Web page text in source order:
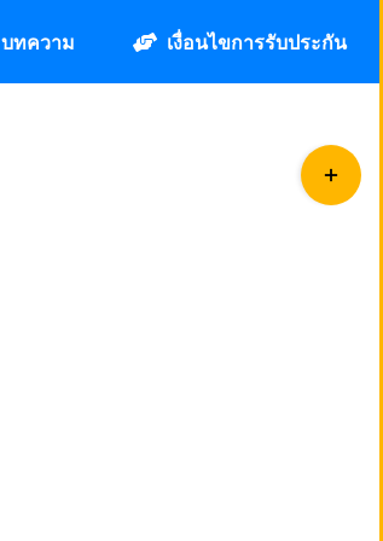
บทความ เงื่อนไขการรับประกัน
Toggle
Sliding
Bar